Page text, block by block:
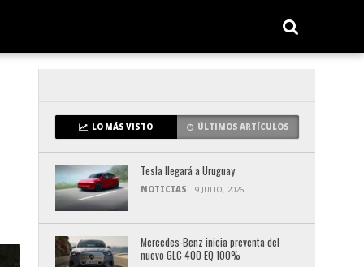
LO MÁS VISTO ÚLTIMOS ARTÍCULOS
Tesla llegará a Uruguay
NOTICIAS 9 JULIO, 2026
Mercedes-Benz inicia preventa del
nuevo GLC 400 EQ 100%